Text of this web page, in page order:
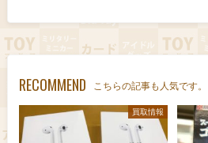
RECOMMEND こちらの記事も人気です。
買取情報